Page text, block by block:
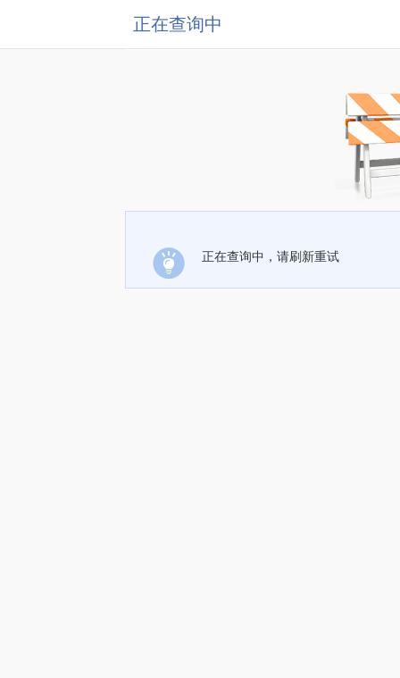
正在查询中
正在查询中，请刷新重试